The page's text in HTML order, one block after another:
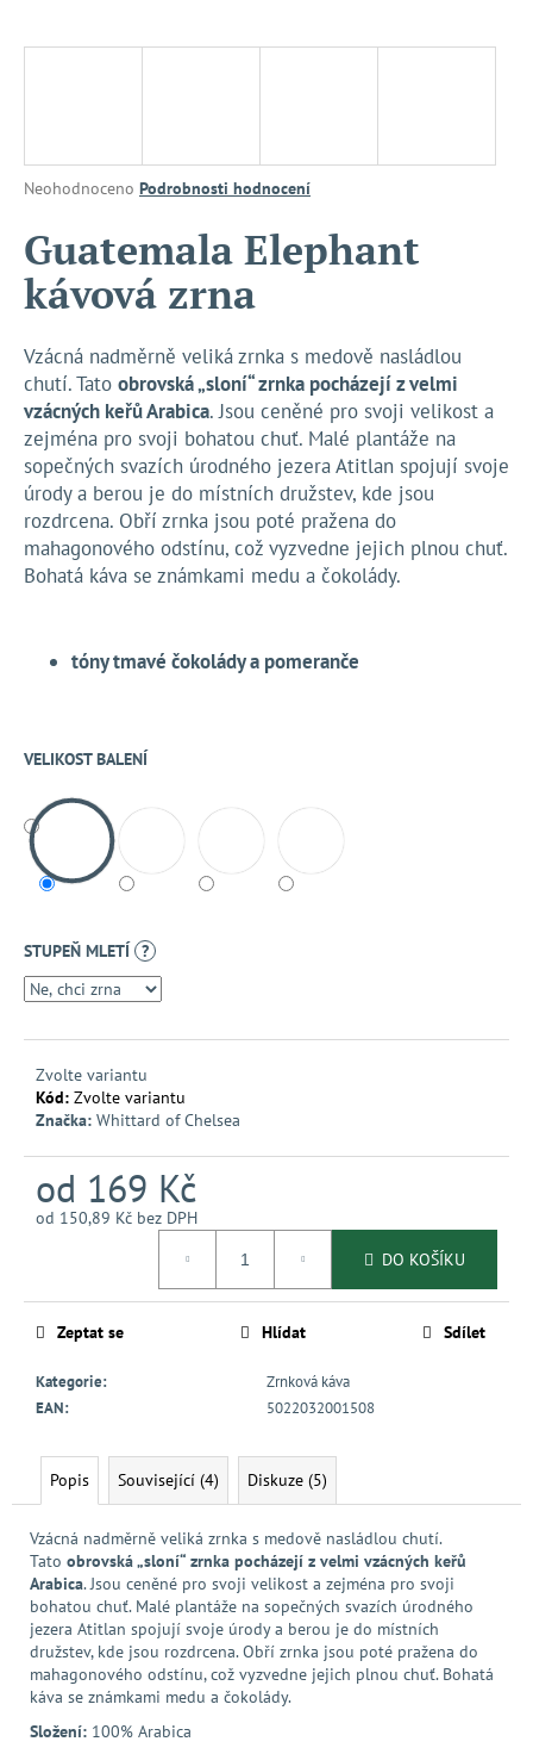
Průměrné
produktu
je
0,0
hvězdiček.
Neohodnoceno Podrobnosti hodnocení
Guatemala Elephant
kávová zrna
Vzácná nadměrně veliká zrnka s medově nasládlou
chutí. Tato obrovská „sloní“ zrnka pocházejí z velmi
vzácných keřů Arabica. Jsou ceněné pro svoji velikost a
zejména pro svoji bohatou chuť. Malé plantáže na
sopečných svazích úrodného jezera Atitlan spojují svoje
úrody a berou je do místních družstev, kde jsou
rozdrcena. Obří zrnka jsou poté pražena do
mahagonového odstínu, což vyzvedne jejich plnou chuť.
Bohatá káva se známkami medu a čokolády.
tóny tmavé čokolády a pomeranče
VELIKOST BALENÍ
STUPEŇ MLETÍ ?
Zvolte variantu
Kód: Zvolte variantu
Značka: Whittard of Chelsea
od 169 Kč
od 150,89 Kč bez DPH
DO KOŠÍKU
Kategorie:
Zrnková káva
EAN: 5022032001508
Zeptat se Hlídat Sdílet
Popis Související (4) Diskuze (5)
Vzácná nadměrně veliká zrnka s medově nasládlou chutí.
Tato obrovská „sloní“ zrnka pocházejí z velmi vzácných keřů
Arabica. Jsou ceněné pro svoji velikost a zejména pro svoji
bohatou chuť. Malé plantáže na sopečných svazích úrodného
jezera Atitlan spojují svoje úrody a berou je do místních
družstev, kde jsou rozdrcena. Obří zrnka jsou poté pražena do
mahagonového odstínu, což vyzvedne jejich plnou chuť. Bohatá
káva se známkami medu a čokolády.
Složení: 100% Arabica
?
HLEDAT
D
o
p
o
r
u
č
u
j